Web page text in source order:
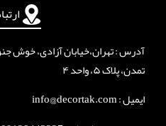
آدرس : تهران،خیابان آزادی، خوش
تمدن، پلاک ۵، واحد ۴
ایمیل : info@decortak.com